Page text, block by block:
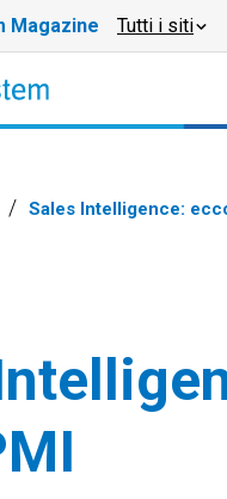
Magazine Tutti i siti
Sales Intelligence: